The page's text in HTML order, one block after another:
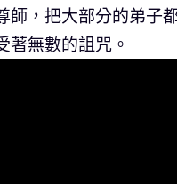
師，把大部分的弟子
著無數的詛咒。